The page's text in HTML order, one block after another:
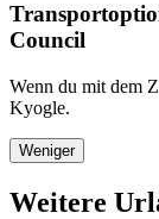
Council
Wenn du mit dem
Kyogle.
Weniger
Weitere